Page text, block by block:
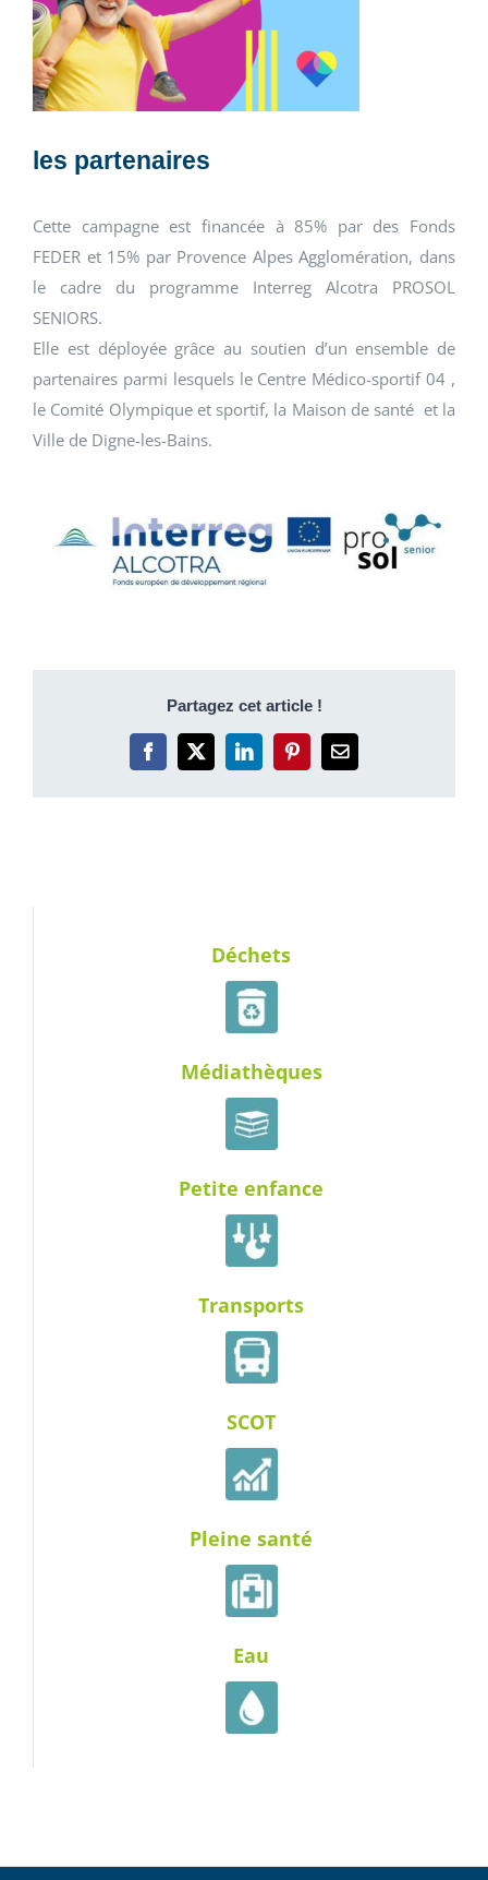
les partenaires
Cette campagne est financée à 85% par des Fonds
FEDER et 15% par Provence Alpes Agglomération, dans
le cadre du programme Interreg Alcotra PROSOL
SENIORS.
Elle est déployée grâce au soutien d’un ensemble de
partenaires parmi lesquels le Centre Médico-sportif 04 ,
le Comité Olympique et sportif, la Maison de santé et la
Ville de Digne-les-Bains.
Partagez cet article !
Facebook
X LinkedInPinterestEmail
Déchets
Médiathèques
Petite enfance
Transports
SCOT
Pleine santé
Eau